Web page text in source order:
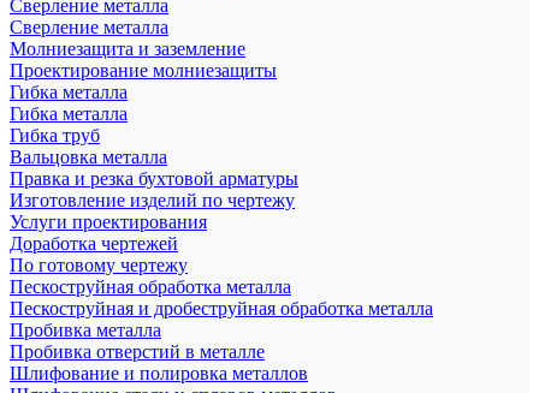
Сверление металла
Сверление металла
Молниезащита и заземление
Проектирование молниезащиты
Гибка металла
Гибка металла
Гибка труб
Вальцовка металла
Правка и резка бухтовой арматуры
Изготовление изделий по чертежу
Услуги проектирования
Доработка чертежей
По готовому чертежу
Пескоструйная обработка металла
Пескоструйная и дробеструйная обработка металла
Пробивка металла
Пробивка отверстий в металле
Шлифование и полировка металлов